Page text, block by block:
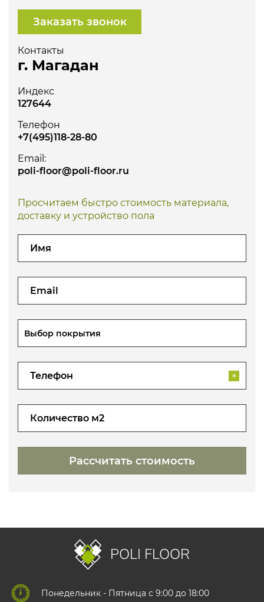
Контакты
г. Магадан
Заказать звонок
Индекс
127644
Телефон
+7(495)118-28-80
Email:
poli-floor@poli-floor.ru
Просчитаем быстро стоимость материала,
доставку и устройство пола
Выбор покрытия
*
POLI FLOOR
Понедельник - Пятница с 9:00 до 18:00